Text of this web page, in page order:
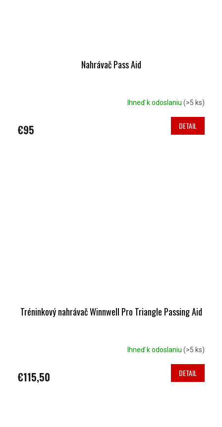
Nahrávač Pass Aid
Ihneď k odoslaniu (>5 ks)
€95 DETAIL
Tréninkový nahrávač Winnwell Pro Triangle Passing Aid
Ihneď k odoslaniu (>5 ks)
€115,50 DETAIL